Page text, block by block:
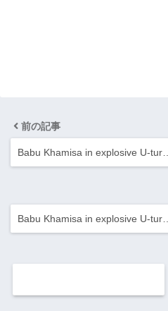
前の記事
Babu Khamisa in explosive
Babu Khamisa in explosive